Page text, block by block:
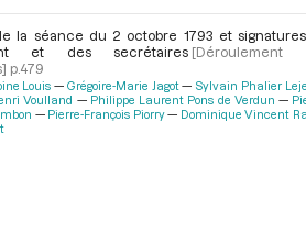
la séance du 2 octobre 1793 et
et des secrétaires [Déroulement
p.479
Louis Grégoire-Marie Jagot
Sylvain Phalier
Voulland
Philippe Laurent Pons de Verdun
Pierre-François Piorry
Dominique Vincent